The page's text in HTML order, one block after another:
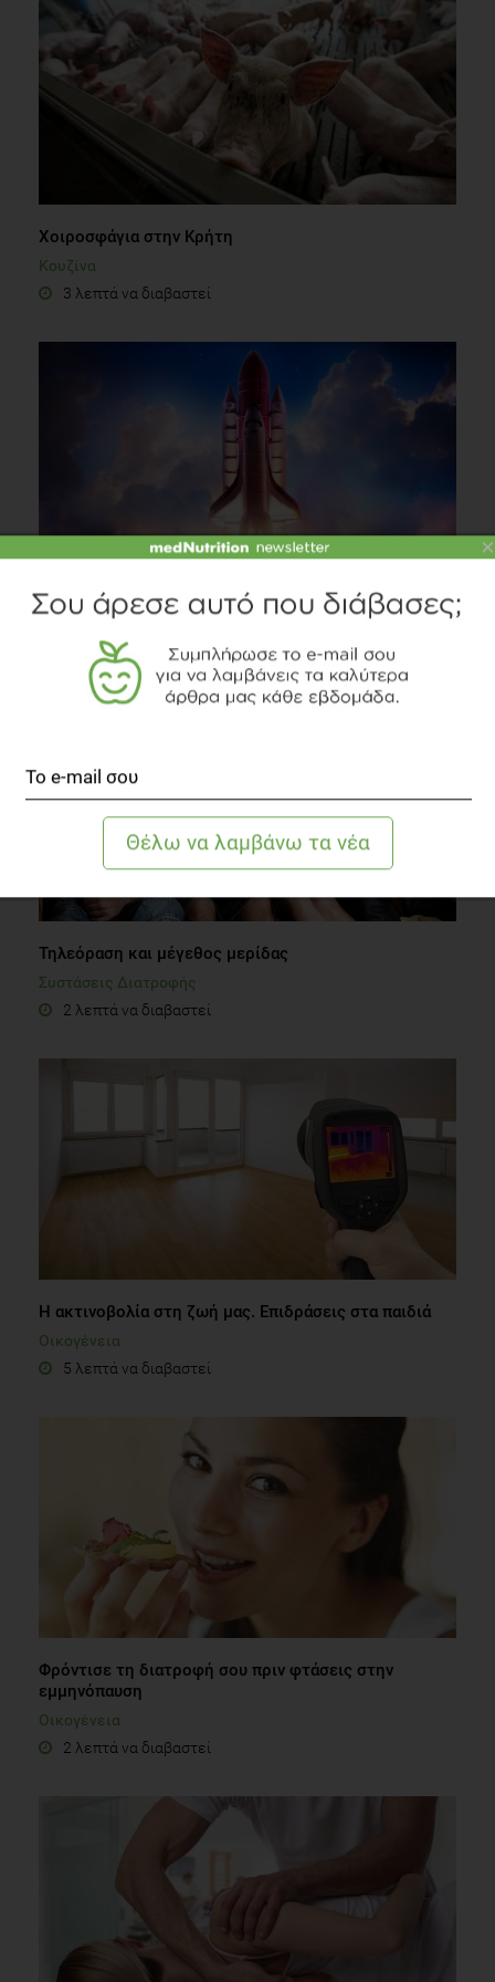
Χοιροσφάγια στην Κρήτη
Κουζίνα
3 λεπτά να διαβαστεί
Διατροφή στο Διάστημα: Τι τρώνε οι Αστροναύτες;
Συστάσεις Διατροφής
6 λεπτά να διαβαστεί
Τηλεόραση και μέγεθος μερίδας
Συστάσεις Διατροφής
2 λεπτά να διαβαστεί
Η ακτινοβολία στη ζωή μας. Επιδράσεις στα παιδιά
Οικογένεια
5 λεπτά να διαβαστεί
Φρόντισε τη διατροφή σου πριν φτάσεις στην
εμμηνόπαυση
Οικογένεια
2 λεπτά να διαβαστεί
×